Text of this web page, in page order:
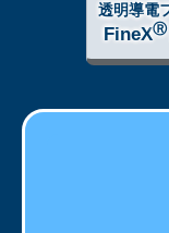
透明導電
FineXⓇ